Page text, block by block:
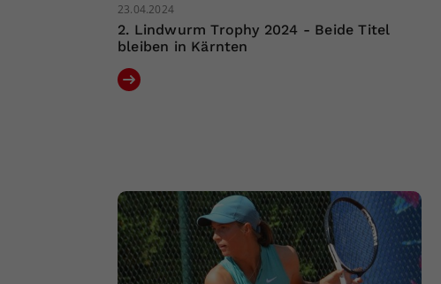
23.04.2024
2. Lindwurm Trophy 2024 - Beide Titel
bleiben in Kärnten